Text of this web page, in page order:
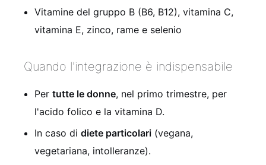
Vitamine del gruppo B (B6, B12), vitamina C,
vitamina E, zinco, rame e selenio
Quando l'integrazione è indispensabile
Per tutte le donne, nel primo trimestre, per
l'acido folico e la vitamina D.
In caso di diete particolari (vegana,
vegetariana, intolleranze).